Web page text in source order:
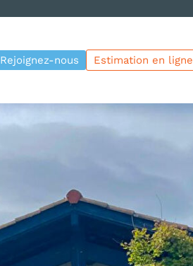
Rejoignez-nous Estimation en ligne